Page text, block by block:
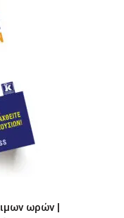
ωρών |